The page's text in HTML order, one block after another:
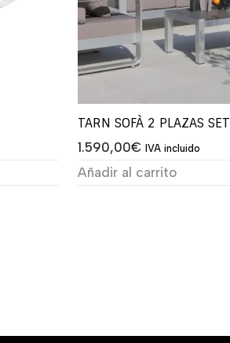
TARN SOFÀ 2 PLAZAS SET
1.590,00€ IVA incluido
Añadir al carrito